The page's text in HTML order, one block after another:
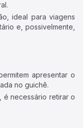
ideal para viagens
e, possivelmente,
apresentar o
no guichê.
é necessário retirar o